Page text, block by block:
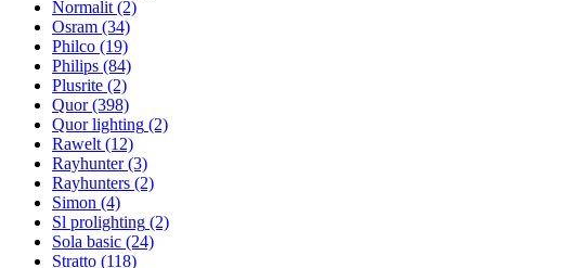
Normalit (2)
Osram (34)
Philco (19)
Philips (84)
Plusrite (2)
Quor (398)
Quor lighting (2)
Rawelt (12)
Rayhunter (3)
Rayhunters (2)
Simon (4)
Sl prolighting (2)
Sola basic (24)
Stratto (118)